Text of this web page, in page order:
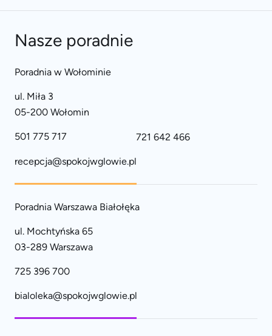
Nasze poradnie
Poradnia w Wołominie
ul. Miła 3
05-200 Wołomin
501 775 717 721 642 466
recepcja@spokojwglowie.pl
Poradnia Warszawa Białołęka
ul. Mochtyńska 65
03-289 Warszawa
725 396 700
bialoleka@spokojwglowie.pl